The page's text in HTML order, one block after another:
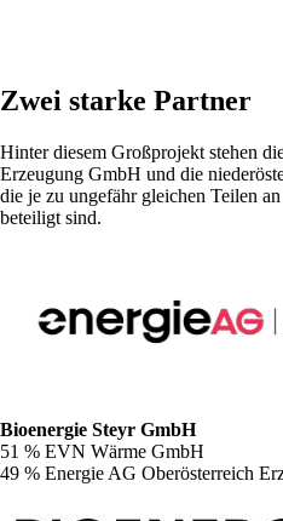
Zwei starke Partner
Hinter diesem Großprojekt stehen
Erzeugung GmbH und die
die je zu ungefähr gleichen Teilen
beteiligt sind.
Bioenergie Steyr GmbH
51 % EVN Wärme GmbH
49 % Energie AG Oberösterreich